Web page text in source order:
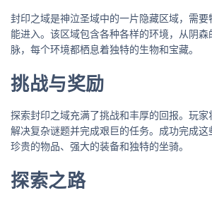
封印之域是神泣圣域中的一片隐藏区域，需
能进入。该区域包含各种各样的环境，从阴
脉，每个环境都栖息着独特的生物和宝藏。
挑战与奖励
探索封印之域充满了挑战和丰厚的回报。玩家
解决复杂谜题并完成艰巨的任务。成功完成
珍贵的物品、强大的装备和独特的坐骑。
探索之路